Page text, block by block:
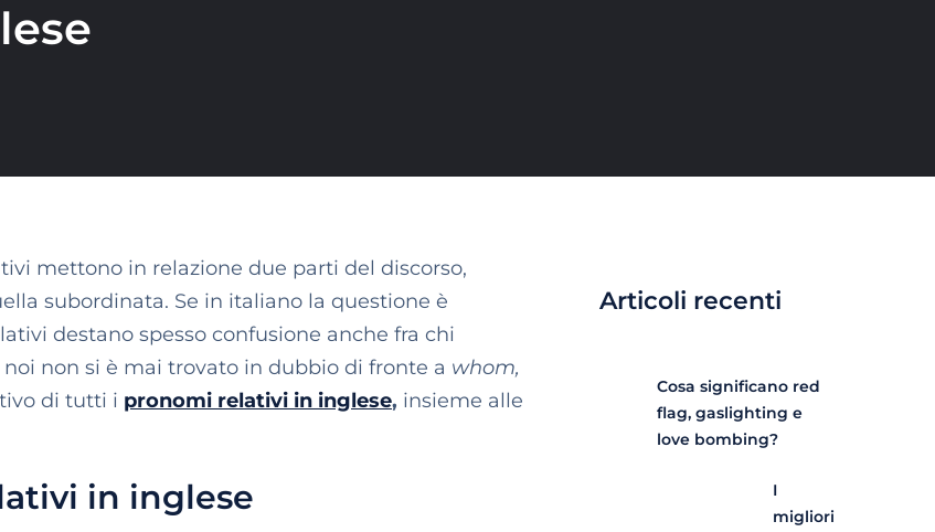
mettono in relazione due parti del discorso,
subordinata. Se in italiano la questione è
destano spesso confusione anche fra chi
non si è mai trovato in dubbio di fronte a whom,
di tutti i pronomi relativi in inglese, insieme alle
in inglese
Articoli recenti
Cosa significano red
flag, gaslighting e
love bombing?
I
migliori